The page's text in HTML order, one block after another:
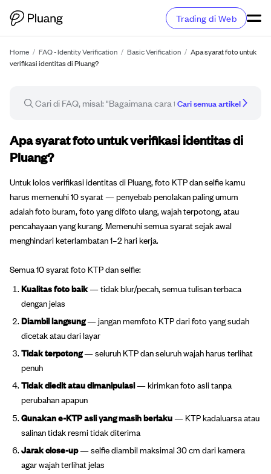
Trading di Web
Home / FAQ - Identity Verification / Basic Verification / Apa syarat foto untuk
verifikasi identitas di Pluang?
Cari semua artikel
Artikel FAQ
Apa syarat foto untuk verifikasi identitas di
Pluang?
Untuk lolos verifikasi identitas di Pluang, foto KTP dan selfie kamu
harus memenuhi 10 syarat — penyebab penolakan paling umum
adalah foto buram, foto yang difoto ulang, wajah terpotong, atau
pencahayaan yang kurang. Memenuhi semua syarat sejak awal
menghindari keterlambatan 1–2 hari kerja.
Semua 10 syarat foto KTP dan selfie:
Kualitas foto baik— tidak blur/pecah, semua tulisan terbaca
dengan jelas
Diambil langsung— jangan memfoto KTP dari foto yang sudah
dicetak atau dari layar
Tidak terpotong— seluruh KTP dan seluruh wajah harus terlihat
penuh
Tidak diedit atau dimanipulasi— kirimkan foto asli tanpa
perubahan apapun
Gunakan e-KTP asli yang masih berlaku— KTP kadaluarsa atau
salinan tidak resmi tidak diterima
Jarak close-up— selfie diambil maksimal 30 cm dari kamera
agar wajah terlihat jelas